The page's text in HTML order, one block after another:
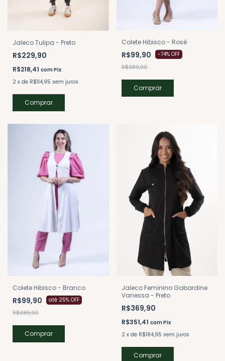
Jaleco Tulipa - Preto
R$229,90
R$218,41 comPix
2 x de R$114,95 sem juros
Comprar
Colete Hibisco - Rosê
R$99,90 -74% OFF
R$389,90
Comprar
Colete Hibisco - Branco
R$99,90 até 25% OFF
R$389,90
Comprar
Jaleco Feminino Gabardine
Vanessa - Preto
R$369,90
R$351,41 comPix
2 x de R$184,95 sem juros
Comprar